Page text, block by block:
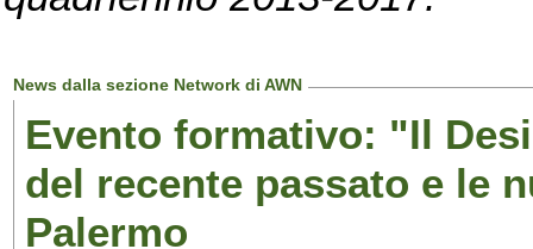
News dalla sezione Network di AWN
Evento formativo: "Il
del recente passato e le
Palermo